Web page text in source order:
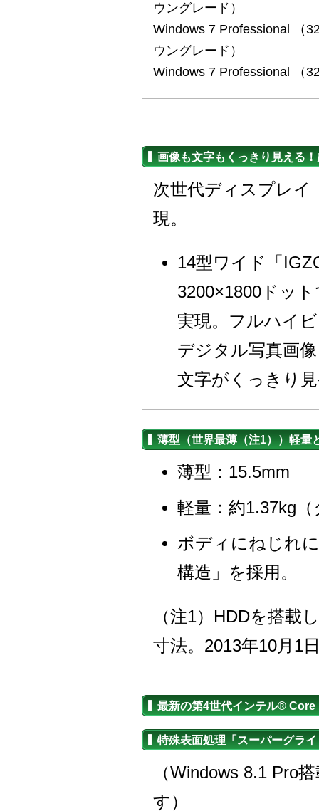
ウングレード）
Windows 7 Professional （
ウングレード）
Windows 7 Professional （
画像も文字もくっきり見える
次世代ディスプレイ
現。
14型ワイド「
3200×1800ドッ
実現。フルハイ
デジタル写真画
文字がくっきり
薄型（世界最薄（注1））軽量
薄型：15.5mm
軽量：約1.37kg
ボディにねじれ
構造」を採用。
（注1）HDDを搭載
寸法。2013年10月1
最新の第4世代インテル® Core
特殊表面処理「スーパーグラ
（Windows 8.1 Pro
す）